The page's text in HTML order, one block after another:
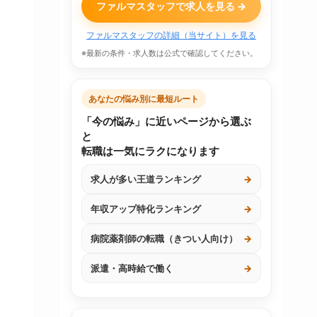
ファルマスタッフで求人を見る →
ファルマスタッフの詳細（当サイト）を見る
※最新の条件・求人数は公式で確認してください。
あなたの悩み別に最短ルート
「今の悩み」に近いページから選ぶ
と
転職は一気にラクになります
求人が多い王道ランキング →
年収アップ特化ランキング →
病院薬剤師の転職（きつい人向け） →
派遣・高時給で働く →